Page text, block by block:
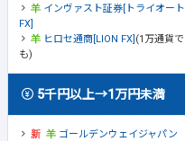
インヴァスト証券[トライオート
FX]
ヒロセ通商[LION FX] (1万通貨で
も)
5千円以上→1万円未満
ゴールデンウェイジャパン